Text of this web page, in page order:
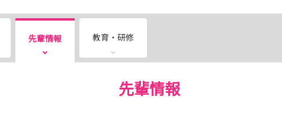
先輩情報 教育・研修
先輩情報